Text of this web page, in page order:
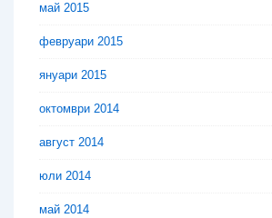
май 2015
февруари 2015
януари 2015
октомври 2014
август 2014
юли 2014
май 2014